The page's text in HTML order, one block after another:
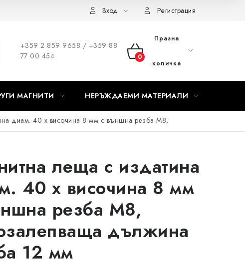
Вход Регистрация
+359 2 859 9658 / +359 88
77 00 454
КОЛИЧКА
ПАЗАРУВАНЕ
Празна
количка
МАГНИТИ НЕРЪЖДАЕМИ МАТЕРИАЛИ
диам. 40 x височина 8 мм с външна резба M8,
леща с издатина
40 x височина 8 мм
резба M8,
дължина
12 мм